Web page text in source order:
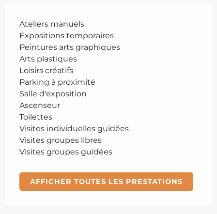
Ateliers manuels
Expositions temporaires
Peintures arts graphiques
Arts plastiques
Loisirs créatifs
Parking à proximité
Salle d'exposition
Ascenseur
Toilettes
Visites individuelles guidées
Visites groupes libres
Visites groupes guidées
AFFICHER TOUTES LES PRESTATIONS